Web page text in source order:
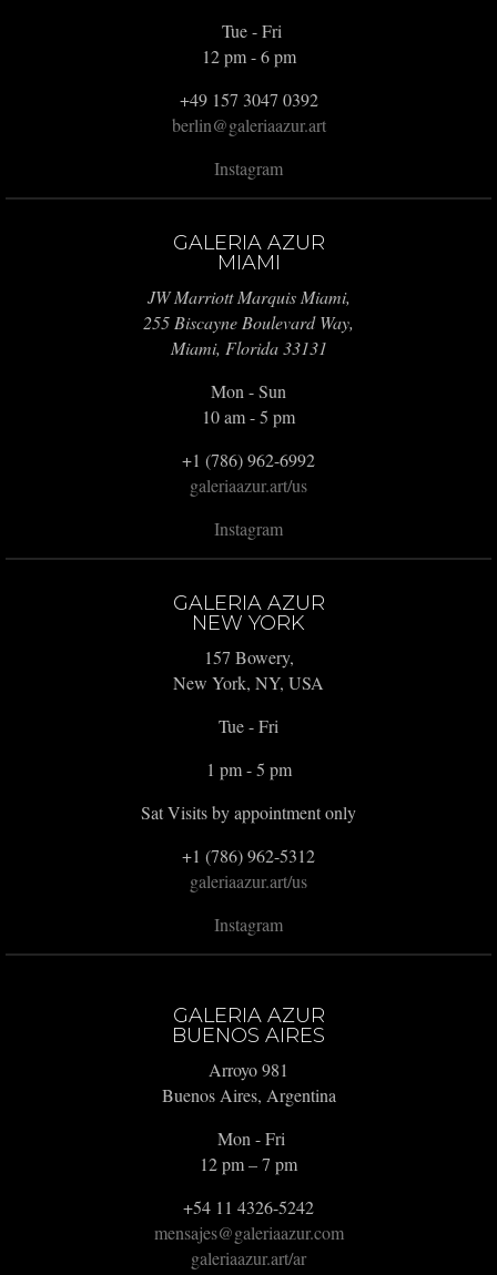
Tue - Fri
12 pm - 6 pm
+49 157 3047 0392
berlin@galeriaazur.art
Instagram
GALERIA AZUR
MIAMI
JW Marriott Marquis Miami,
255 Biscayne Boulevard Way,
Miami, Florida 33131
Mon - Sun
10 am - 5 pm
+1 (786) 962-6992
galeriaazur.art/us
Instagram
GALERIA AZUR
NEW YORK
157 Bowery,
New York, NY, USA
Tue - Fri
1 pm - 5 pm
Sat Visits by appointment only
+1 (786) 962-5312
galeriaazur.art/us
Instagram
GALERIA AZUR
BUENOS AIRES
Arroyo 981
Buenos Aires, Argentina
Mon - Fri
12 pm – 7 pm
+54 11 4326-5242
mensajes@galeriaazur.com
galeriaazur.art/ar